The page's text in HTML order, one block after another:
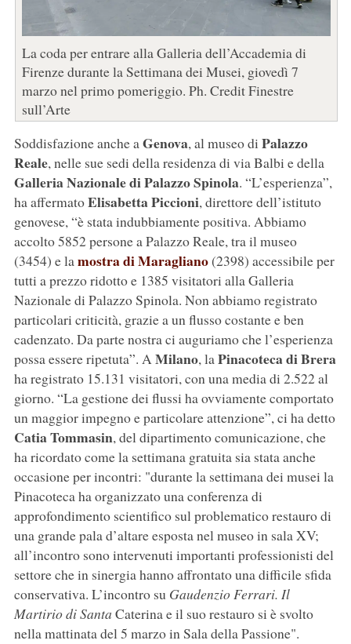
La coda per entrare alla Galleria dell’Accademia di
Firenze durante la Settimana dei Musei, giovedì 7
marzo nel primo pomeriggio. Ph. Credit Finestre
sull’Arte
Soddisfazione anche aGenova, al museo di Palazzo
Reale, nelle sue sedi della residenza di via Balbi e della
Galleria Nazionale di Palazzo Spinola. “L’esperienza”,
ha affermatoElisabetta Piccioni, direttore dell’istituto
genovese, “è stata indubbiamente positiva. Abbiamo
accolto 5852 persone a Palazzo Reale, tra il museo
(3454) e lamostra di Maragliano(2398) accessibile per
tutti a prezzo ridotto e 1385 visitatori alla Galleria
Nazionale di Palazzo Spinola. Non abbiamo registrato
particolari criticità, grazie a un flusso costante e ben
cadenzato. Da parte nostra ci auguriamo che l’esperienza
possa essere ripetuta”. AMilano, laPinacoteca di Brera
ha registrato 15.131 visitatori, con una media di 2.522 al
giorno. “La gestione dei flussi ha ovviamente comportato
un maggior impegno e particolare attenzione”, ci ha detto
Catia Tommasin, del dipartimento comunicazione, che
ha ricordato come la settimana gratuita sia stata anche
occasione per incontri: "durante la settimana dei musei la
Pinacoteca ha organizzato una conferenza di
approfondimento scientifico sul problematico restauro di
una grande pala d’altare esposta nel museo in sala XV;
all’incontro sono intervenuti importanti professionisti del
settore che in sinergia hanno affrontato una difficile sfida
conservativa. L’incontro su Gaudenzio Ferrari. Il
Martirio di Santa Caterina e il suo restauro si è svolto
nella mattinata del 5 marzo in Sala della Passione".